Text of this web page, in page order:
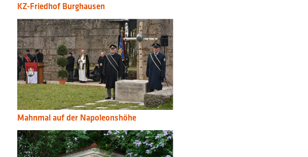
KZ-Friedhof Burghausen
Mahnmal auf der Napoleonshöhe